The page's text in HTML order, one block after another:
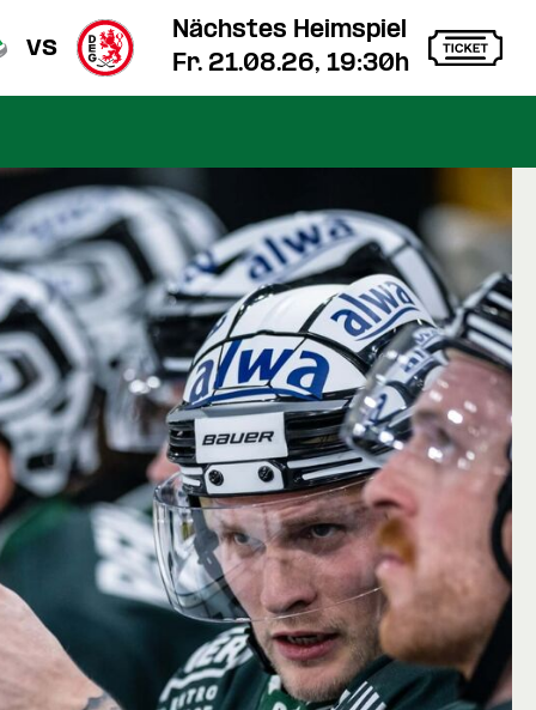
vs
Nächstes Heimspiel
Fr. 21.08.26, 19:30h